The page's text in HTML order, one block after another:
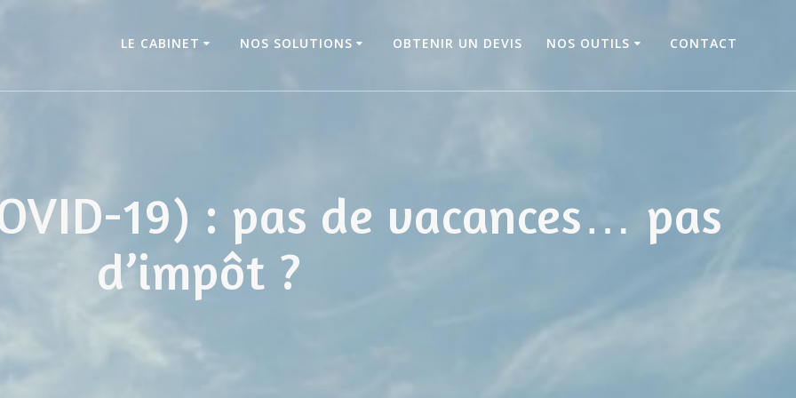
LE CABINET NOS SOLUTIONS OBTENIR UN DEVIS NOS OUTILS CONTACT
19) : pas de vacances… pas
d’impôt ?